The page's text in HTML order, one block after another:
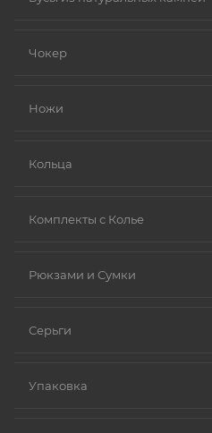
Чокер
Ножи
Кольца
Комплекты с Колье
Рюкзами и Сумки
Серьги
Упаковка